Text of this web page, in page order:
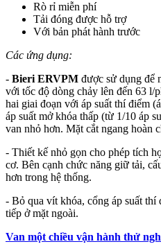
Rò rỉ miễn phí
Tải đóng được hỗ trợ
Với bản phát hành trước
Các ứng dụng:
- Bieri ERVPM được sử dụng để
với tốc độ dòng chảy lên đến 63 l/
hai giai đoạn với áp suất thí điểm
áp suất mở khóa thấp (từ 1/10 áp
van nhỏ hơn. Mặt cắt ngang hoàn
- Thiết kế nhỏ gọn cho phép tích
cơ. Bên cạnh chức năng giữ tải,
hơn trong hệ thống.
- Bỏ qua vít khóa, cổng áp suất
tiếp ở mặt ngoài.
Van một chiều vận hành thử